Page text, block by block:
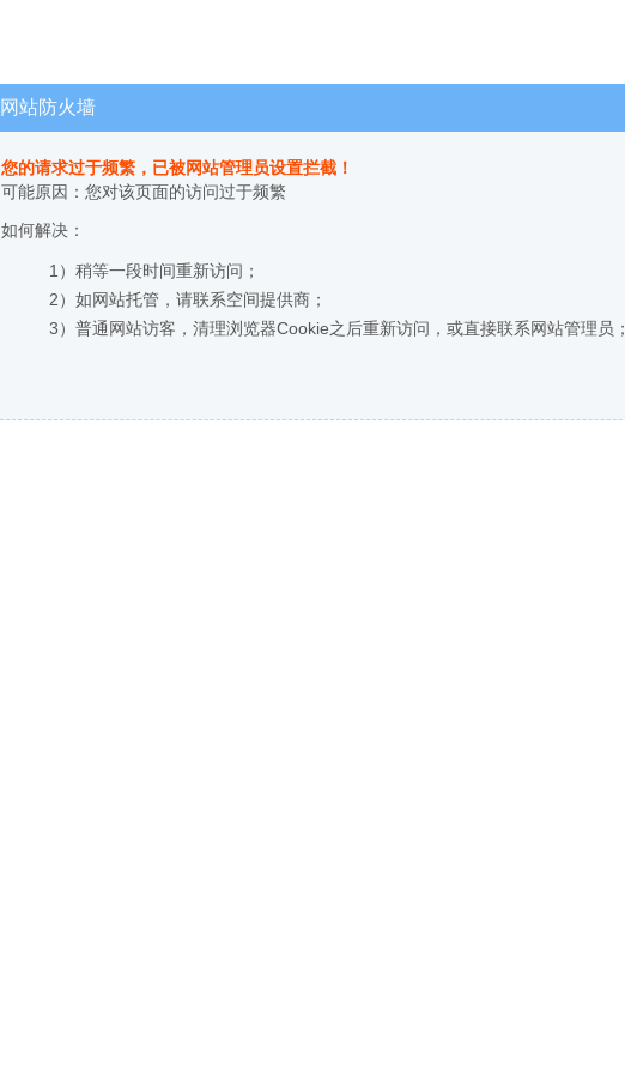
网站防火墙
您的请求过于频繁，已被网站管理员设置拦截！
可能原因：您对该页面的访问过于频繁
如何解决：
1）稍等一段时间重新访问；
2）如网站托管，请联系空间提供商；
3）普通网站访客，清理浏览器Cookie之后重新访问，或直接联系网站管理员；